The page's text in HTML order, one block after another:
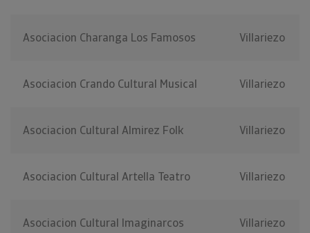
Asociacion Charanga Los Famosos Villariezo
Asociacion Crando Cultural Musical Villariezo
Asociacion Cultural Almirez Folk Villariezo
Asociacion Cultural Artella Teatro Villariezo
Asociacion Cultural Imaginarcos Villariezo